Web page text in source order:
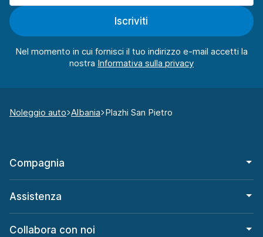
Iscriviti
Nel momento in cui fornisci il tuo indirizzo e-mail accetti la
nostra
Noleggio auto Albania Plazhi San Pietro
Compagnia
Assistenza
Collabora con noi